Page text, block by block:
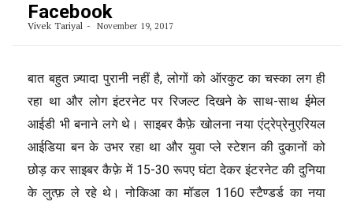
Facebook
Vivek Tariyal November 19, 2017
बात बहुत ज़्यादा पुरानी नहीं है, लोगों को ऑरकुट का चस्का लग ही
रहा था और लोग इंटरनेट पर रिजल्ट दिखने के साथ-साथ ईमेल
आईडी भी बनाने लगे थे। साइबर कैफ़े खोलना नया एंट्रेप्रेनुएरियल
आईडिया बन के उभर रहा था और युवा प्ले स्टेशन की दुकानों को
छोड़ कर साइबर कैफ़े में 15-30 रूपए घंटा देकर इंटरनेट की दुनिया
के लुत्फ़ ले रहे थे। नोकिआ का मॉडल 1160 स्टैण्डर्ड का नया